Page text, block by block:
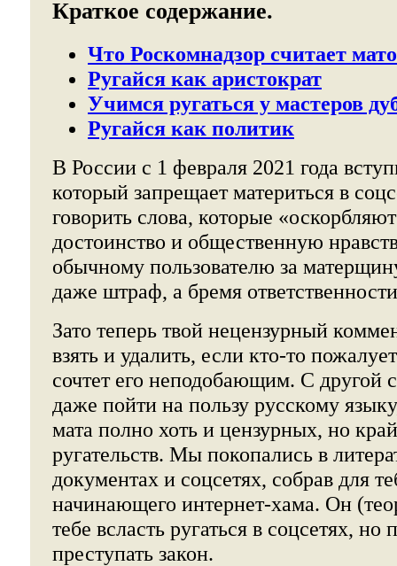
Краткое содержание.
Что Роскомнадзор считает
Ругайся как аристократ
Учимся ругаться у мастеров
Ругайся как политик
В России с 1 февраля 2021 года
который запрещает материться в
говорить слова, которые
достоинство и общественную
обычному пользователю за
даже штраф, а бремя
Зато теперь твой нецензурный
взять и удалить, если кто-то
сочтет его неподобающим. С другой
даже пойти на пользу русскому
мата полно хоть и цензурных, но
ругательств. Мы покопались в
документах и соцсетях, собрав для
начинающего интернет-хама. Он
тебе всласть ругаться в соцсетях, но
преступать закон.